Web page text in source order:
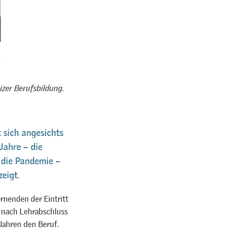
Berufsbildung.
angesichts
– die
Pandemie –
der Eintritt
Lehrabschluss
den Beruf.